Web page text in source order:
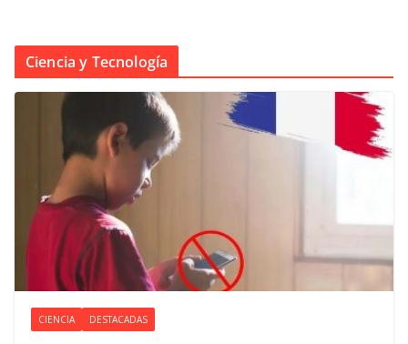
Ciencia y Tecnología
CIENCIA DESTACADAS